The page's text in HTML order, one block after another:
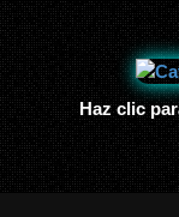
Haz clic